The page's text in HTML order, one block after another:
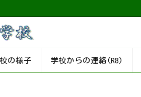
の様子 学校からの連絡(R8)